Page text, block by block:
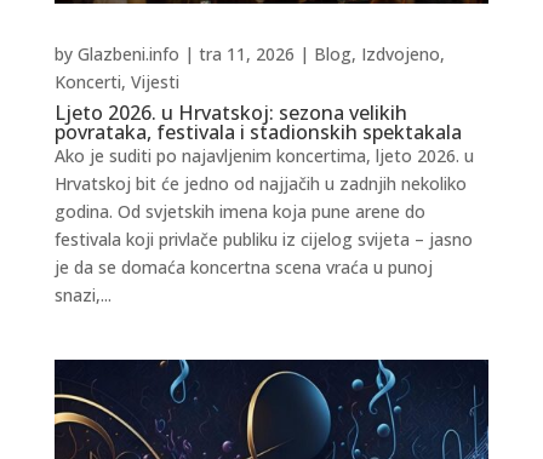
Ljeto 2026. u Hrvatskoj: sezona velikih
povrataka, festivala i stadionskih spektakala
by Glazbeni.info | tra 11, 2026 | Blog, Izdvojeno,
Koncerti, Vijesti
Ako je suditi po najavljenim koncertima, ljeto 2026. u
Hrvatskoj bit će jedno od najjačih u zadnjih nekoliko
godina. Od svjetskih imena koja pune arene do
festivala koji privlače publiku iz cijelog svijeta – jasno
je da se domaća koncertna scena vraća u punoj
snazi,...